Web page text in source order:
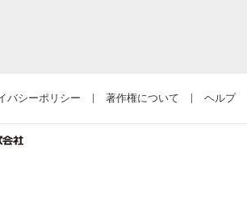
バシーポリシー 著作権について ヘルプ